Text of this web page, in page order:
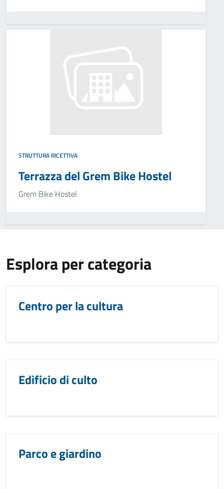
STRUTTURA RICETTIVA
Terrazza del Grem Bike Hostel
Grem Bike Hostel
Esplora per categoria
Centro per la cultura
Edificio di culto
Parco e giardino